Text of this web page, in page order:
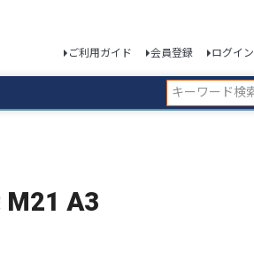
ご利用ガイド 会員登録 ログイン
M21 A3